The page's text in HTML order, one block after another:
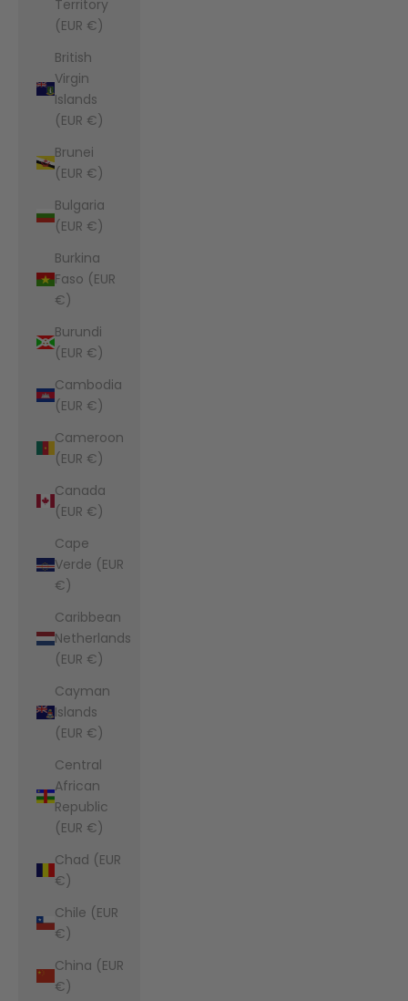
Territory
(EUR €)
British
Virgin
Islands
(EUR €)
Brunei
(EUR €)
Bulgaria
(EUR €)
Burkina
Faso (EUR
€)
Burundi
(EUR €)
Cambodia
(EUR €)
Cameroon
(EUR €)
Canada
(EUR €)
Cape
Verde (EUR
€)
Caribbean
Netherlands
(EUR €)
Cayman
Islands
(EUR €)
Central
African
Republic
(EUR €)
Chad (EUR
€)
Chile (EUR
€)
China (EUR
€)